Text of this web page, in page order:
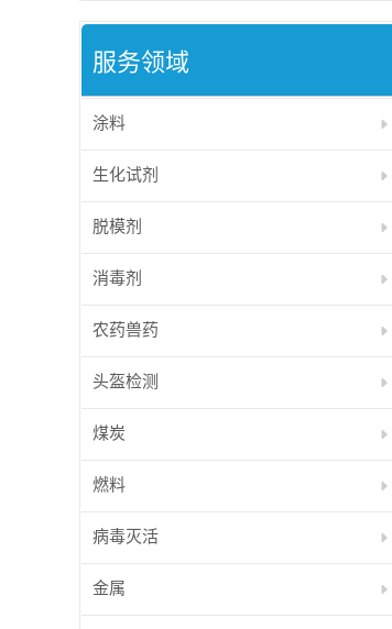
服务领域
涂料
生化试剂
脱模剂
消毒剂
农药兽药
头盔检测
煤炭
燃料
病毒灭活
金属